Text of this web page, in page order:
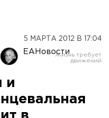
5 МАРТА 2012 В 17:04
ЕАНовости
и
в